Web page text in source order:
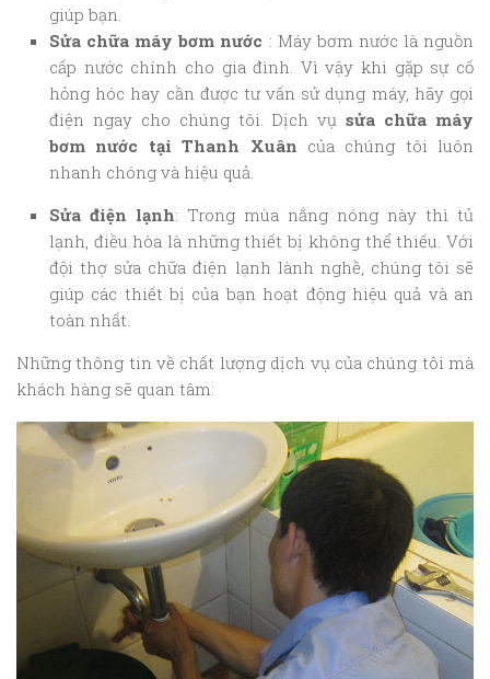
giúp bạn.
Sửa chữa máy bơm nước : Máy bơm nước là nguồn
cấp nước chính cho gia đình. Vì vậy khi gặp sự cố
hỏng hóc hay cần được tư vấn sử dụng máy, hãy gọi
điện ngay cho chúng tôi. Dịch vụsửa chữa máy
bơm nước tại Thanh Xuân của chúng tôi luôn
nhanh chóng và hiệu quả.
Sửa điện lạnh: Trong mùa nắng nóng này thì tủ
lạnh, điều hòa là những thiết bị không thể thiếu. Với
đội thợ sửa chữa điện lạnh lành nghề, chúng tôi sẽ
giúp các thiết bị của bạn hoạt động hiệu quả và an
toàn nhất.
Những thông tin về chất lượng dịch vụ của chúng tôi mà
khách hàng sẽ quan tâm: